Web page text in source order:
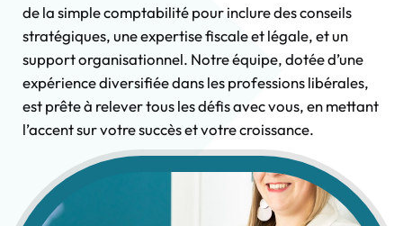
de la simple comptabilité pour inclure des conseils
stratégiques, une expertise fiscale et légale, et un
support organisationnel. Notre équipe, dotée d’une
expérience diversifiée dans les professions libérales,
est prête à relever tous les défis avec vous, en mettant
l’accent sur votre succès et votre croissance.